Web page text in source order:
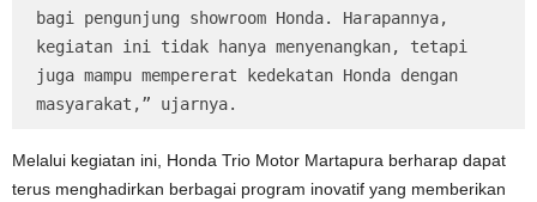
bagi pengunjung showroom Honda. Harapannya,
kegiatan ini tidak hanya menyenangkan, tetapi
juga mampu mempererat kedekatan Honda dengan
masyarakat,” ujarnya.
Melalui kegiatan ini, Honda Trio Motor Martapura berharap dapat
terus menghadirkan berbagai program inovatif yang memberikan